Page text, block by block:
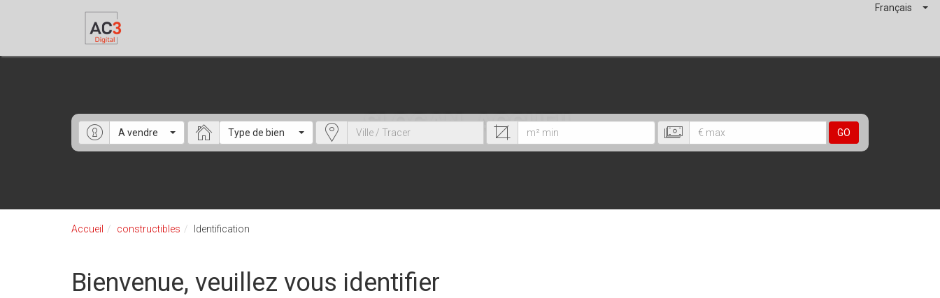
Français
SLOGAN_ACCUEIL
A vendre Type de bien GO
Accueil constructibles Identification
Bienvenue, veuillez vous identifier